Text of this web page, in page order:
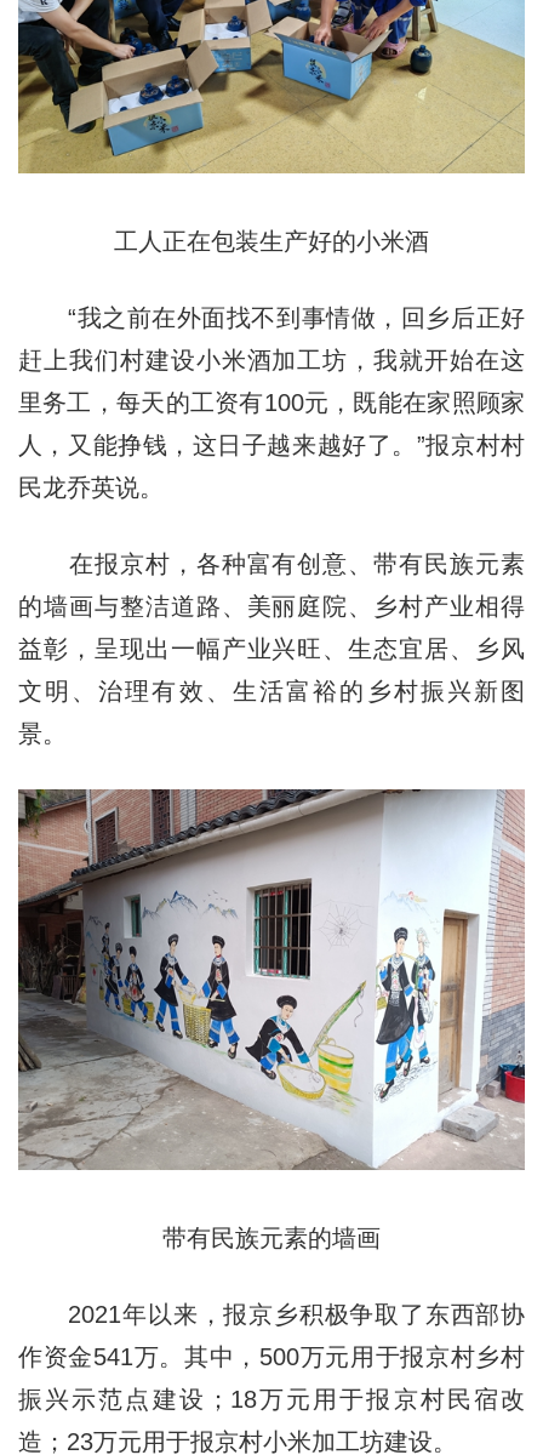
工人正在包装生产好的小米酒
“我之前在外面找不到事情做，回乡后正好
赶上我们村建设小米酒加工坊，我就开始在这
里务工，每天的工资有100元，既能在家照顾家
人，又能挣钱，这日子越来越好了。”报京村村
民龙乔英说。
在报京村，各种富有创意、带有民族元素
的墙画与整洁道路、美丽庭院、乡村产业相得
益彰，呈现出一幅产业兴旺、生态宜居、乡风
文明、治理有效、生活富裕的乡村振兴新图
景。
带有民族元素的墙画
2021年以来，报京乡积极争取了东西部协
作资金541万。其中，500万元用于报京村乡村
振兴示范点建设；18万元用于报京村民宿改
造；23万元用于报京村小米加工坊建设。